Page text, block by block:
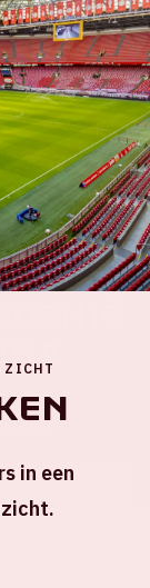
|
ZICHT
in een